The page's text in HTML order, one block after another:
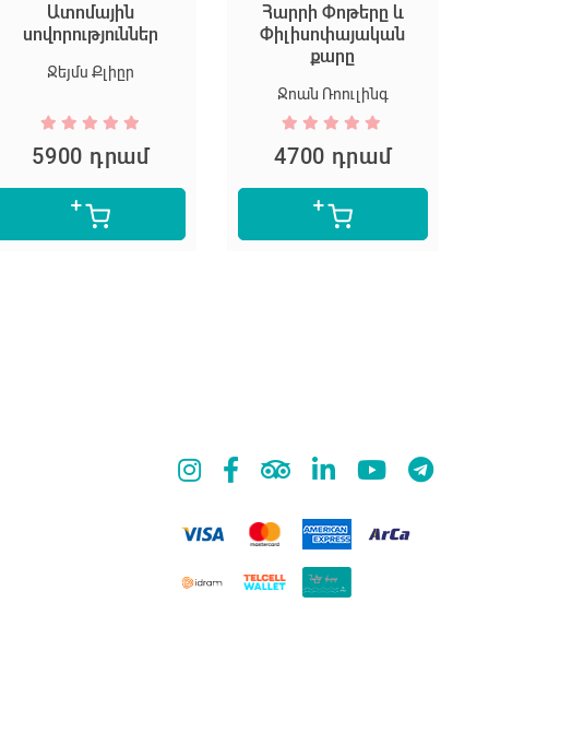
Ատոմային
սովորություններ
Ջեյմս Քլիըր
5900 դրամ
Հարրի Փոթերը և
Փիլիսոփայական
քարը
Ջոան Ռոուլինգ
4700 դրամ